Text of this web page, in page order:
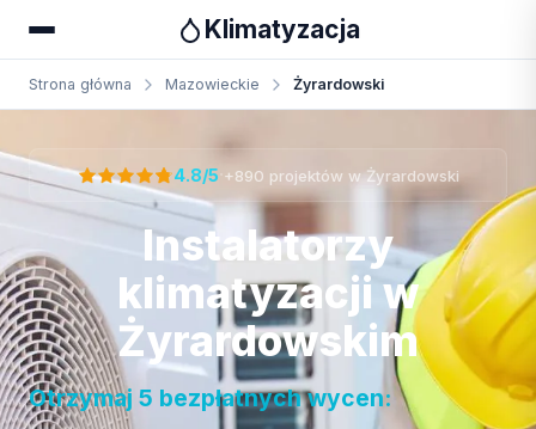
Klimatyzacja
Strona główna Mazowieckie Żyrardowski
Otrzymaj bezpłatną wycenę
4.8/5 +890 projektów w Żyrardowski
Instalatorzy
klimatyzacji w
Żyrardowskim
Otrzymaj 5 bezpłatnych wycen: